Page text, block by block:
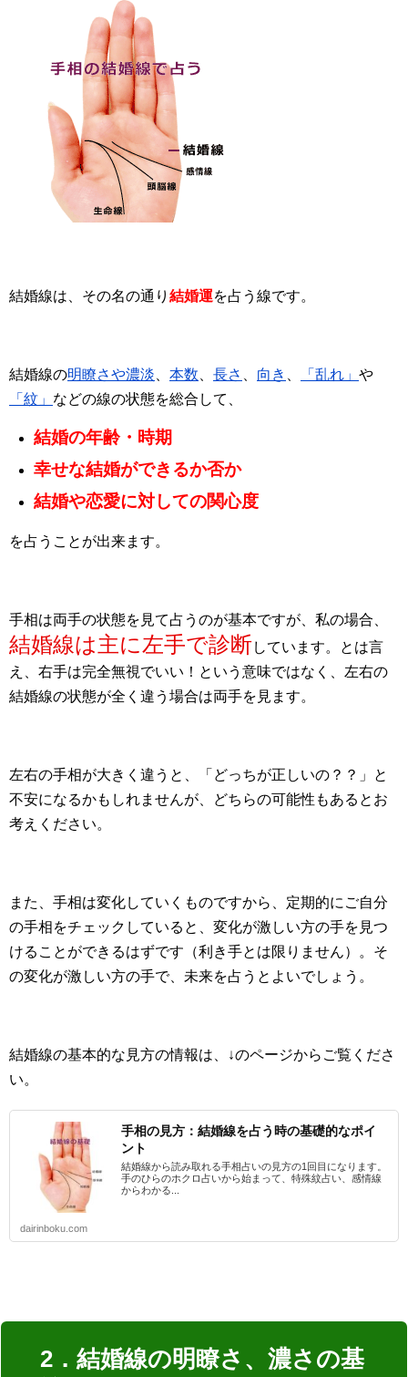
結婚線は、その名の通り 結婚運を占う線です。
結婚線の明瞭さや濃淡 本数 長さ 向き 「乱れ」 や
「紋」 などの線の状態を総合して、
結婚の年齢・時期
幸せな結婚ができるか否か
結婚や恋愛に対しての関心度
を占うことが出来ます。
手相は両手の状態を見て占うのが基本ですが、私の場合、
結婚線は主に左手で診断しています。とは言
え、右手は完全無視でいい！という意味ではなく、左右の
結婚線の状態が全く違う場合は両手を見ます。
左右の手相が大きく違うと、「どっちが正しいの？？」と
不安になるかもしれませんが、どちらの可能性もあるとお
考えください。
また、手相は変化していくものですから、定期的にご自分
の手相をチェックしていると、変化が激しい方の手を見つ
けることができるはずです（利き手とは限りません）。そ
の変化が激しい方の手で、未来を占うとよいでしょう。
結婚線の基本的な見方の情報は、↓のページからご覧くださ
い。
手相の見方：結婚線を占う時の基礎的なポイ
ント
結婚線から読み取れる手相占いの見方の1回目になります。
手のひらのホクロ占いから始まって、特殊紋占い、感情線
からわかる...
dairinboku.com
2．結婚線の明瞭さ、濃さの基